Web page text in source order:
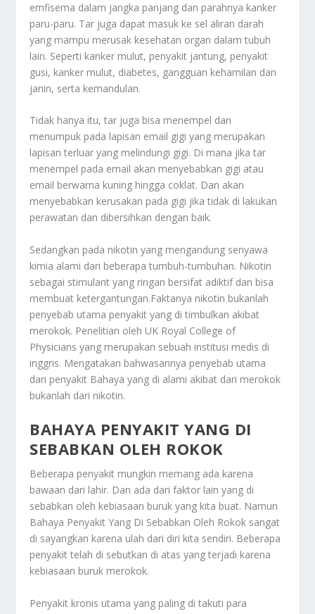
emfisema dalam jangka panjang dan parahnya kanker
paru-paru. Tar juga dapat masuk ke sel aliran darah
yang mampu merusak kesehatan organ dalam tubuh
lain. Seperti kanker mulut, penyakit jantung, penyakit
gusi, kanker mulut, diabetes, gangguan kehamilan dan
janin, serta kemandulan.
Tidak hanya itu, tar juga bisa menempel dan
menumpuk pada lapisan email gigi yang merupakan
lapisan terluar yang melindungi gigi. Di mana jika tar
menempel pada email akan menyebabkan gigi atau
email berwarna kuning hingga coklat. Dan akan
menyebabkan kerusakan pada gigi jika tidak di lakukan
perawatan dan dibersihkan dengan baik.
Sedangkan pada nikotin yang mengandung senyawa
kimia alami dari beberapa tumbuh-tumbuhan. Nikotin
sebagai stimulant yang ringan bersifat adiktif dan bisa
membuat ketergantungan.Faktanya nikotin bukanlah
penyebab utama penyakit yang di timbulkan akibat
merokok. Penelitian oleh UK Royal College of
Physicians yang merupakan sebuah institusi medis di
inggris. Mengatakan bahwasannya penyebab utama
dari penyakit Bahaya yang di alami akibat dari merokok
bukanlah dari nikotin.
BAHAYA PENYAKIT YANG DI
SEBABKAN OLEH ROKOK
Beberapa penyakit mungkin memang ada karena
bawaan dari lahir. Dan ada dari faktor lain yang di
sebabkan oleh kebiasaan buruk yang kita buat. Namun
Bahaya Penyakit Yang Di Sebabkan Oleh Rokok sangat
di sayangkan karena ulah dari diri kita sendiri. Beberapa
penyakit telah di sebutkan di atas yang terjadi karena
kebiasaan buruk merokok.
Penyakit kronis utama yang paling di takuti para